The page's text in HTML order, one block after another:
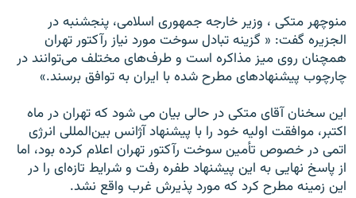
منوچهر متکی ، وزير خارجه جمهوری اسلامی، پنجشنبه در
الجزيره گفت: « گزينه تبادل سوخت مورد نياز رآکتور تهران
همچنان روی ميز مذاکره است و طرف‌های مختلف می‌توانند در
چارچوب پيشنهادهای مطرح شده با ايران به توافق برسند.»
اين سخنان آقای متکی در حالی بيان می شود که تهران در ماه
اکتبر، موافقت اوليه خود را با پيشنهاد آژانس بين‌المللی انرژی
اتمی در خصوص تأمين سوخت رآکتور تهران اعلام کرده بود، اما
از پاسخ نهايی به اين پيشنهاد طفره رفت و شرايط تازه‌ای را در
اين زمينه مطرح کرد که مورد پذيرش غرب واقع نشد.